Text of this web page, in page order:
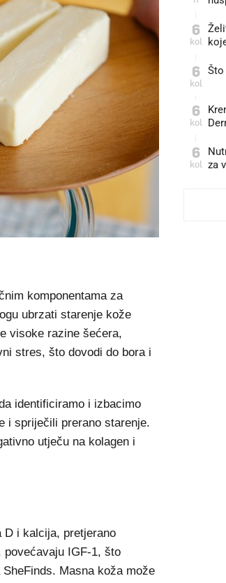
komponentama za
ubrzati starenje kože
visoke razine šećera,
stres, što dovodi do bora i
identificiramo i izbacimo
i spriječili prerano starenje.
utječu na kolagen i
D i kalcija, pretjerano
povećavaju IGF-1, što
Masna koža može
6
kol
6
kol
Što
6
kol
6
kol za